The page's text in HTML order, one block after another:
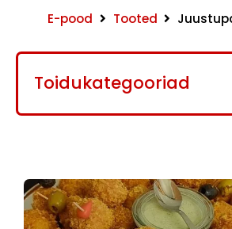
E-pood Tooted
Toidukategooriad